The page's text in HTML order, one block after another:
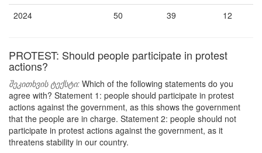
2024
50 39 12
PROTEST: Should people participate in protest
actions?
შეკითხვის ტექსტი: Which of the following statements do you
agree with? Statement 1: people should participate in protest
actions against the government, as this shows the government
that the people are in charge. Statement 2: people should not
participate in protest actions against the government, as it
threatens stability in our country.